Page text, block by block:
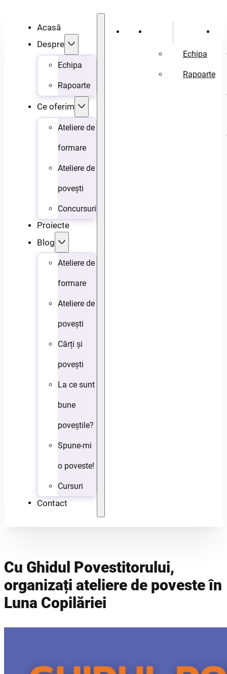
Acasă
Despre
Echipa
Rapoarte
Ce oferim
Ateliere de
formare
Ateliere de
povești
Concursuri
Proiecte
Blog
Ateliere de
formare
Ateliere de
povești
Cărți și
povești
La ce sunt
bune
poveștile?
Spune-mi
o poveste!
Cursuri
Contact
Acasă
Echipa
Rapoarte
Cu Ghidul Povestitorului,
organizați ateliere de poveste în
Luna Copilăriei